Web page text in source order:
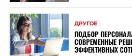
ДРУГОЕ
ПОДБОР
СОВРЕМЕННЫЕ
ЭФФЕКТИВНЫХ